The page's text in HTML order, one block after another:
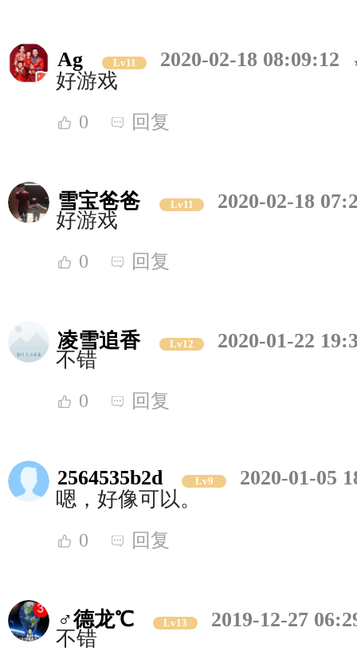
Ag Lv11
2020-02-18 08:09:12
好游戏
0 回复
雪宝爸爸 Lv11
2020-02-18
好游戏
0 回复
凌雪追香 Lv12
2020-01-22
不错
0 回复
2564535b2d Lv9
2020-01-05
嗯，好像可以。
0 回复
♂德龙℃ Lv13
2019-12-27
不错